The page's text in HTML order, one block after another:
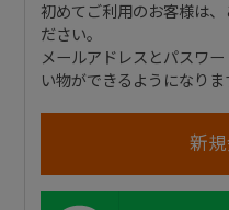
初めてご利用のお客様は
ださい。
メールアドレスとパスワ
い物ができるようになりま